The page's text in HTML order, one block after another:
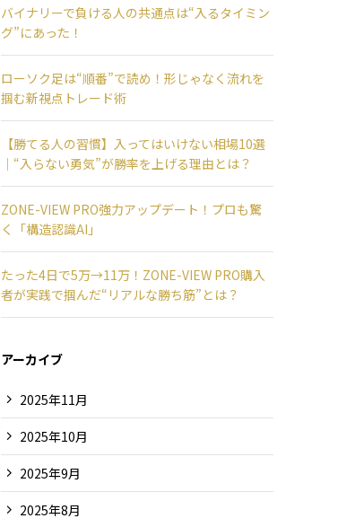
バイナリーで負ける人の共通点は“入るタイミン
グ”にあった！
ローソク足は“順番”で読め！形じゃなく流れを
掴む新視点トレード術
【勝てる人の習慣】入ってはいけない相場10選
｜“入らない勇気”が勝率を上げる理由とは？
ZONE-VIEW PRO強力アップデート！プロも驚
く「構造認識AI」
たった4日で5万→11万！ZONE-VIEW PRO購入
者が実践で掴んだ“リアルな勝ち筋”とは？
アーカイブ
2025年11月
2025年10月
2025年9月
2025年8月